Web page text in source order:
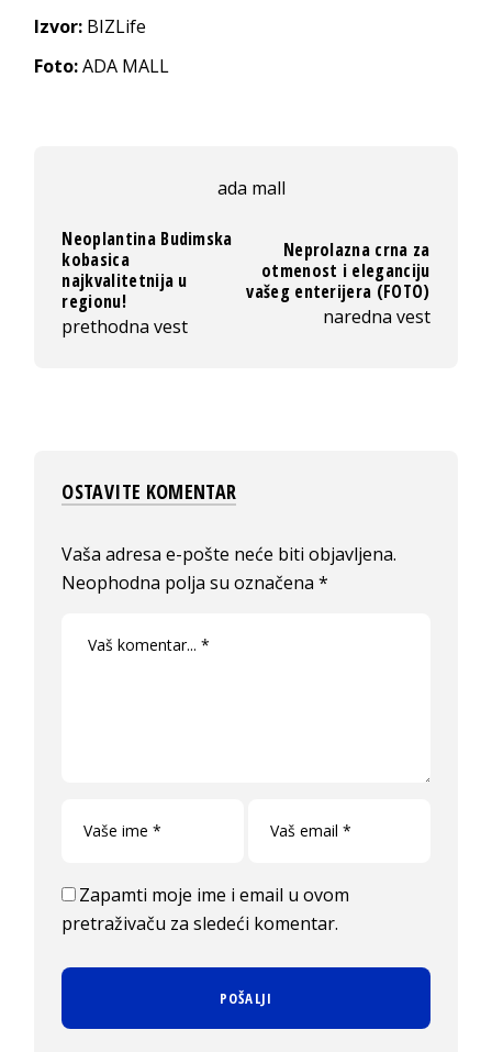
Izvor: BIZLife
Foto:ADA MALL
ada mall
Neoplantina Budimska
kobasica
najkvalitetnija u
regionu!
prethodna vest
Neprolazna crna za
otmenost i eleganciju
vašeg enterijera (FOTO)
naredna vest
OSTAVITE KOMENTAR
Vaša adresa e-pošte neće biti objavljena.
Neophodna polja su označena*
Zapamti moje ime i email u ovom
pretraživaču za sledeći komentar.